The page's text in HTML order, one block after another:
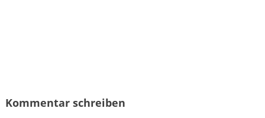
Kommentar schreiben